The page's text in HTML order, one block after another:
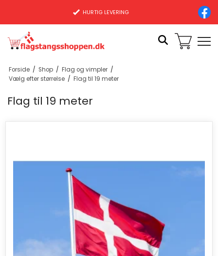
HURTIG LEVERING
Forside / Shop / Flag og vimpler /
Vælg efter størrelse / Flag til 19 meter
Flag til 19 meter